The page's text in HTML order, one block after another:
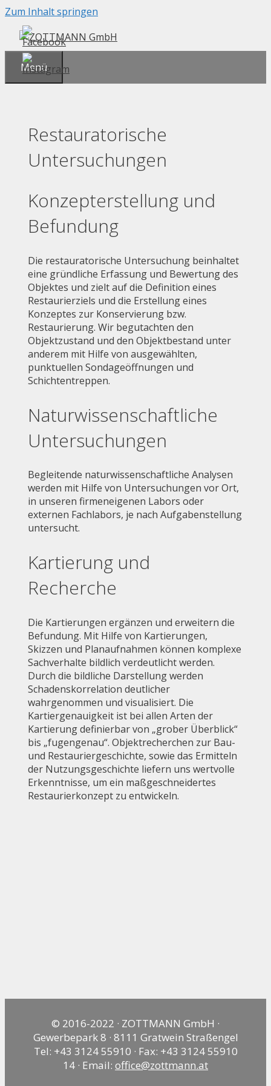
Zum Inhalt springen
Menü
Restauratorische
Untersuchungen
Konzepterstellung und
Befundung
Die restauratorische Untersuchung beinhaltet
eine gründliche Erfassung und Bewertung des
Objektes und zielt auf die Definition eines
Restaurierziels und die Erstellung eines
Konzeptes zur Konservierung bzw.
Restaurierung. Wir begutachten den
Objektzustand und den Objektbestand unter
anderem mit Hilfe von ausgewählten,
punktuellen Sondageöffnungen und
Schichtentreppen.
Naturwissenschaftliche
Untersuchungen
Begleitende naturwissenschaftliche Analysen
werden mit Hilfe von Untersuchungen vor Ort,
in unseren firmeneigenen Labors oder
externen Fachlabors, je nach Aufgabenstellung
untersucht.
Kartierung und
Recherche
Die Kartierungen ergänzen und erweitern die
Befundung. Mit Hilfe von Kartierungen,
Skizzen und Planaufnahmen können komplexe
Sachverhalte bildlich verdeutlicht werden.
Durch die bildliche Darstellung werden
Schadenskorrelation deutlicher
wahrgenommen und visualisiert. Die
Kartiergenauigkeit ist bei allen Arten der
Kartierung definierbar von „grober Überblick“
bis „fugengenau“. Objektrecherchen zur Bau-
und Restauriergeschichte, sowie das Ermitteln
der Nutzungsgeschichte liefern uns wertvolle
Erkenntnisse, um ein maßgeschneidertes
Restaurierkonzept zu entwickeln.
© 2016-2022 · ZOTTMANN GmbH ·
Gewerbepark 8 · 8111 Gratwein Straßengel
Tel: +43 3124 55910 · Fax: +43 3124 55910
14 · Email: office@zottmann.at